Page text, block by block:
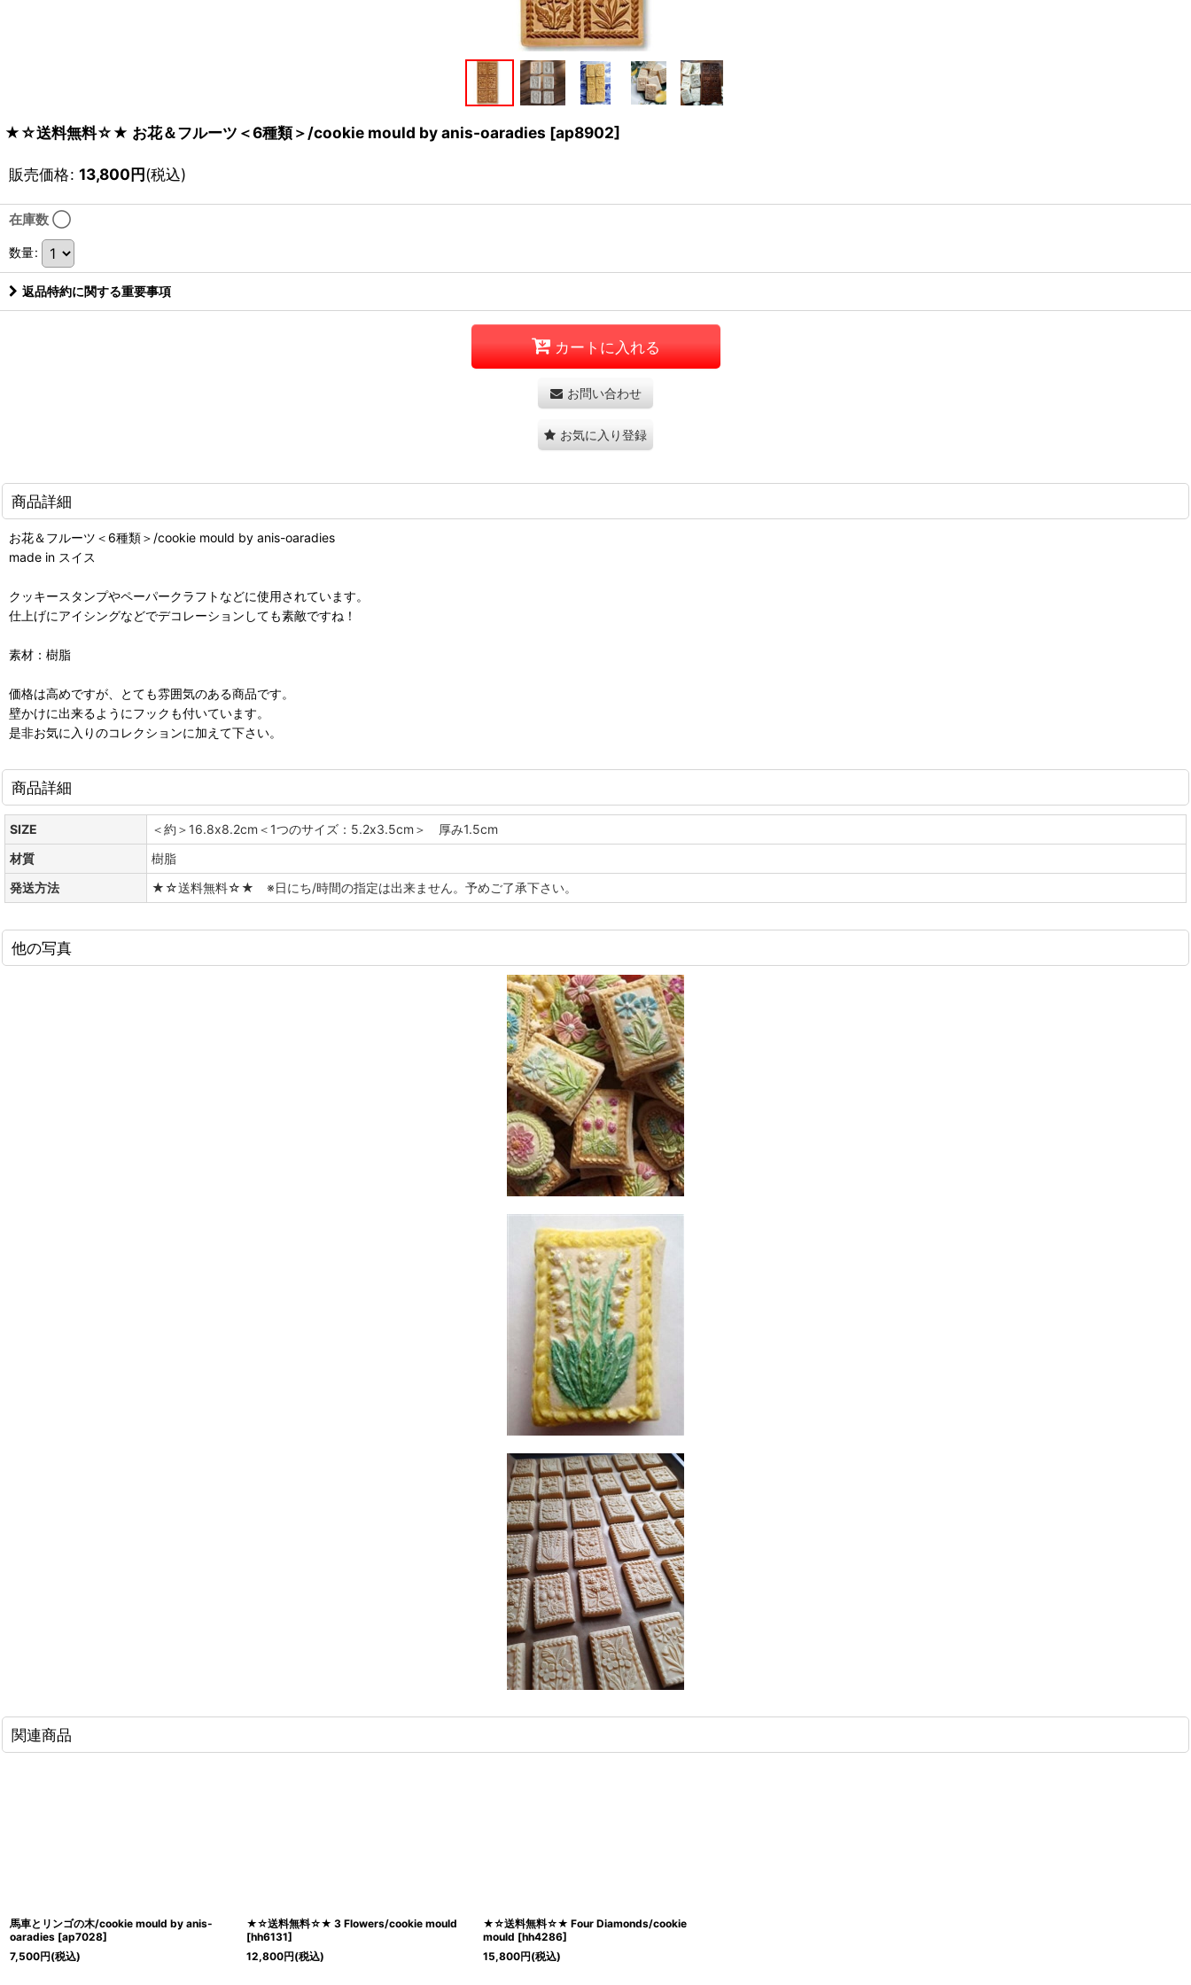
★☆送料無料☆★ お花＆フルーツ＜6種類＞/cookie mould by anis-oaradies [ap8902]
販売価格: 13,800円(税込)
在庫数 ◯
数量:
返品特約に関する重要事項
カートに入れる
お問い合わせ
お気に入り登録
商品詳細
お花＆フルーツ＜6種類＞/cookie mould by anis-oaradies
made in スイス
クッキースタンプやペーパークラフトなどに使用されています。
仕上げにアイシングなどでデコレーションしても素敵ですね！
素材：樹脂
価格は高めですが、とても雰囲気のある商品です。
壁かけに出来るようにフックも付いています。
是非お気に入りのコレクションに加えて下さい。
商品詳細
SIZE
＜約＞16.8x8.2cm＜1つのサイズ：5.2x3.5cm＞ 厚み1.5cm
材質
樹脂
発送方法
★☆送料無料☆★ ※日にち/時間の指定は出来ません。予めご了承下さい。
他の写真
関連商品
馬車とリンゴの木/cookie mould by anis-
oaradies [ap7028]
7,500円(税込)
★☆送料無料☆★ 3 Flowers/cookie mould
[hh6131]
12,800円(税込)
★☆送料無料☆★ Four Diamonds/cookie
mould [hh4286]
15,800円(税込)